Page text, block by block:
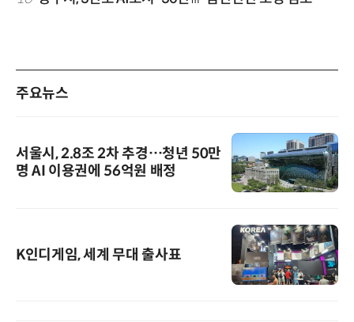
주요뉴스
서울시, 2.8조 2차 추경…청년 50만
명 AI 이용권에 56억원 배정
K인디게임, 세계 무대 출사표